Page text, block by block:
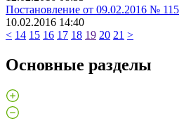
Постановление от 09.02.2016 № 115
10.02.2016 14:40
< 14 15 16 17 18 19 20 21 >
Основные разделы